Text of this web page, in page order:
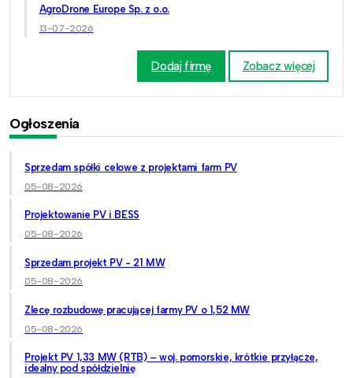
AgroDrone Europe Sp. z o.o.
13-07-2026
Dodaj firmę Zobacz więcej
Ogłoszenia
Sprzedam spółki celowe z projektami farm PV
05-08-2026
Projektowanie PV i BESS
05-08-2026
Sprzedam projekt PV - 21 MW
05-08-2026
Zlecę rozbudowę pracującej farmy PV o 1,52 MW
05-08-2026
Projekt PV 1,33 MW (RTB) – woj. pomorskie, krótkie przyłącze,
idealny pod spółdzielnię